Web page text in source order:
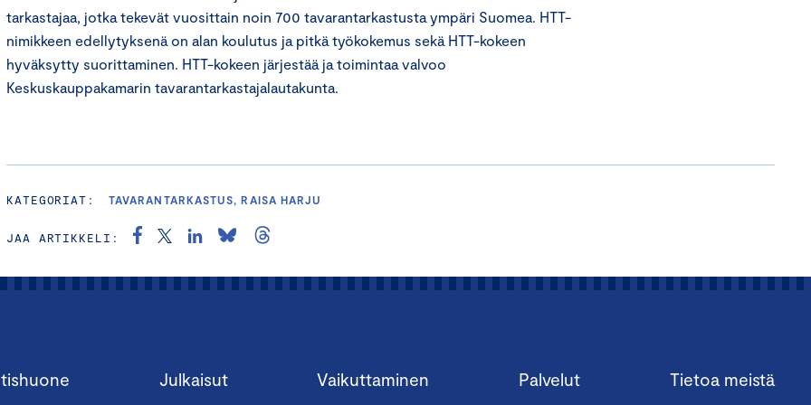
tarkastajaa, jotka tekevät vuosittain noin 700 tavarantarkastusta ympäri Suomea. HTT-
nimikkeen edellytyksenä on alan koulutus ja pitkä työkokemus sekä HTT-kokeen
hyväksytty suorittaminen. HTT-kokeen järjestää ja toimintaa valvoo
Keskuskauppakamarin tavarantarkastajalautakunta.
KATEGORIAT: TAVARANTARKASTUS, RAISA HARJU
JAA ARTIKKELI:
Julkaisut Vaikuttaminen Palvelut Tietoa meistä